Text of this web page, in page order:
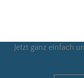
Jetzt ganz einfach